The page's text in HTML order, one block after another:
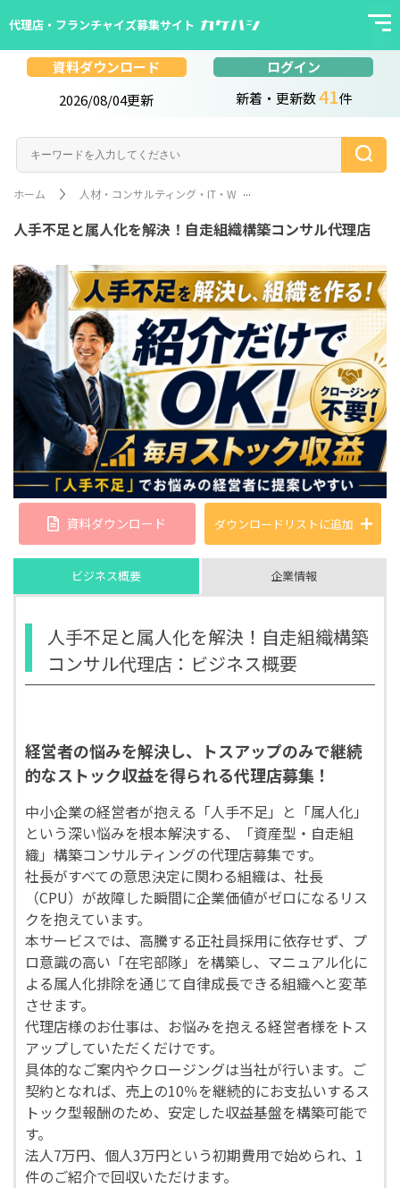
代理店・フランチャイズ募集サイト
資料ダウンロード
2026/08/04更新
ログイン
新着・更新数41件
ホーム 人材・コンサルティング・IT・Web・その他
...
人手不足と属人化を解決！自走組織構築コンサル代理店
資料ダウンロード ダウンロードリストに追加
ビジネス概要 企業情報
人手不足と属人化を解決！自走組織構築
コンサル代理店：ビジネス概要
経営者の悩みを解決し、トスアップのみで継続
的なストック収益を得られる代理店募集！
中小企業の経営者が抱える「人手不足」と「属人化」
という深い悩みを根本解決する、「資産型・自走組
織」構築コンサルティングの代理店募集です。
社長がすべての意思決定に関わる組織は、社長
（CPU）が故障した瞬間に企業価値がゼロになるリス
クを抱えています。
本サービスでは、高騰する正社員採用に依存せず、プ
ロ意識の高い「在宅部隊」を構築し、マニュアル化に
よる属人化排除を通じて自律成長できる組織へと変革
させます。
代理店様のお仕事は、お悩みを抱える経営者様をトス
アップしていただくだけです。
具体的なご案内やクロージングは当社が行います。ご
契約となれば、売上の10％を継続的にお支払いするス
トック型報酬のため、安定した収益基盤を構築可能で
す。
法人7万円、個人3万円という初期費用で始められ、1
件のご紹介で回収いただけます。